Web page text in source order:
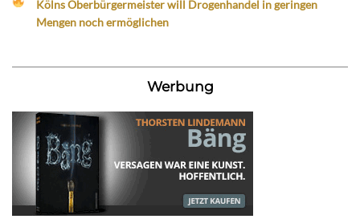
Kölns Oberbürgermeister will Drogenhandel in geringen
Mengen noch ermöglichen
Werbung